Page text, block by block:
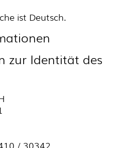
ist Deutsch.
zur Identität des
/ 30342